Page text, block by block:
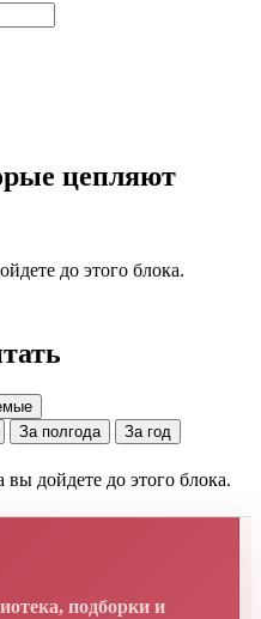
цепляют
до этого блока.
За полгода
За год
вы дойдете до этого блока.
подборки и